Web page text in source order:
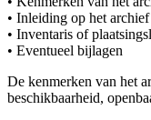
• Inleiding op het archief
• Inventaris of
• Eventueel bijlagen
De kenmerken van het
beschikbaarheid,